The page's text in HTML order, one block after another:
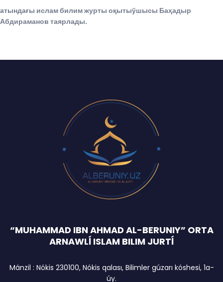
атындағы ислам билим журты оқытыўшысы Баҳадыр
Абдираманов таярлады.
“MUHAMMAD IBN AHMAD AL-BERUNIY” ORTA
ARNAWLĺ ISLAM BILIM JURTĺ
Mánzil : Nókis 230100, Nókis qalası, Bilimler gúzarı kóshesi, 1a-
úy.